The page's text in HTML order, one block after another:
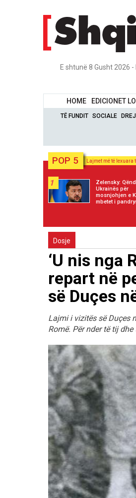
E shtunë 8 Gusht 2026
HOME EDICIONET
TË FUNDIT SOCIALE
POP 5 Lajmet më të
1
Zelensky:
Ukrainës për
mosnjohjen e
mbetet i
Dosje
‘U nis nga
repart në
së Duçes
Lajmi i vizitës së Duçes
Romë. Për nder të tij